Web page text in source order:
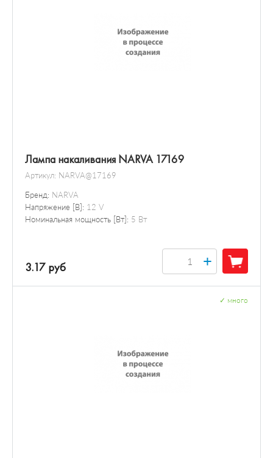
Лампа накаливания NARVA 17169
Артикул: NARVA@17169
Бренд: NARVA
Напряжение [В]: 12 V
Номинальная мощность [Вт]: 5 Вт
3.17 руб +
много